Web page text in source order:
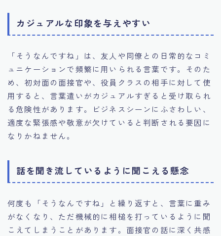
カジュアルな印象を与えやすい
「そうなんですね」は、友人や同僚との日常的なコミ
ュニケーションで頻繁に用いられる言葉です。そのた
め、初対面の面接官や、役員クラスの相手に対して使
用すると、言葉遣いがカジュアルすぎると受け取られ
る危険性があります。ビジネスシーンにふさわしい、
適度な緊張感や敬意が欠けていると判断される要因に
なりかねません。
話を聞き流しているように聞こえる懸念
何度も「そうなんですね」と繰り返すと、言葉に重み
がなくなり、ただ機械的に相槌を打っているように聞
こえてしまうことがあります。面接官の話に深く共感